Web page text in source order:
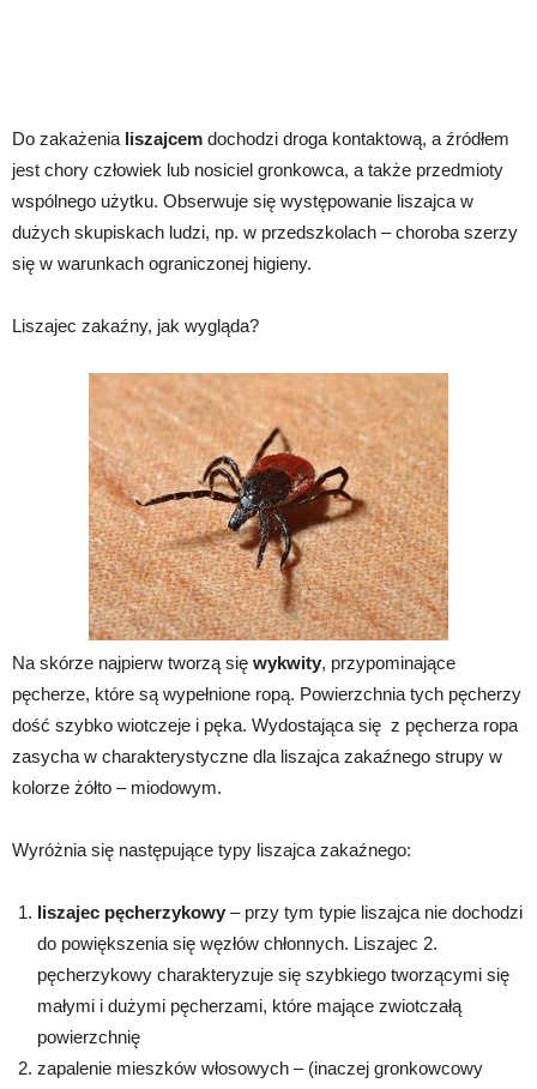
Do zakażenia liszajcem dochodzi droga kontaktową, a źródłem
jest chory człowiek lub nosiciel gronkowca, a także przedmioty
wspólnego użytku. Obserwuje się występowanie liszajca w
dużych skupiskach ludzi, np. w przedszkolach – choroba szerzy
się w warunkach ograniczonej higieny.
Liszajec zakaźny, jak wygląda?
Na skórze najpierw tworzą się wykwity, przypominające
pęcherze, które są wypełnione ropą. Powierzchnia tych pęcherzy
dość szybko wiotczeje i pęka. Wydostająca się z pęcherza ropa
zasycha w charakterystyczne dla liszajca zakaźnego strupy w
kolorze żółto – miodowym.
Wyróżnia się następujące typy liszajca zakaźnego:
liszajec pęcherzykowy – przy tym typie liszajca nie dochodzi
do powiększenia się węzłów chłonnych. Liszajec 2.
pęcherzykowy charakteryzuje się szybkiego tworzącymi się
małymi i dużymi pęcherzami, które mające zwiotczałą
powierzchnię
zapalenie mieszków włosowych – (inaczej gronkowcowy